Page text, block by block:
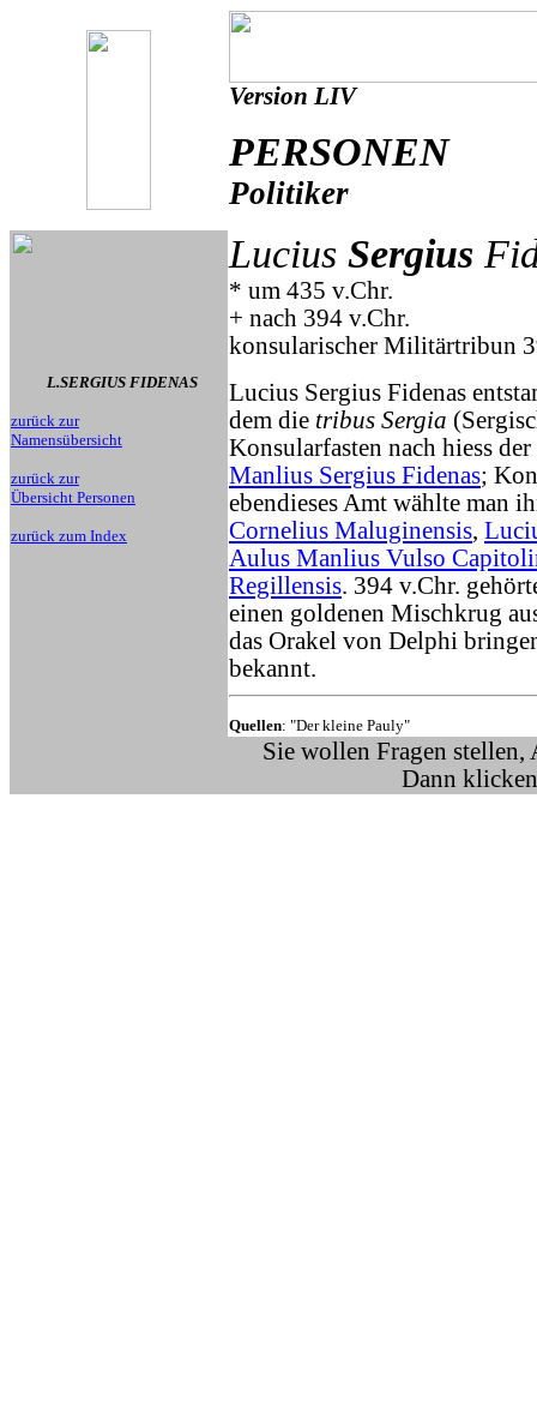
Version LIV
PERSONEN
Politiker
L.SERGIUS FIDENAS
zurück zur
Namensübersicht
zurück zur
Übersicht Personen
zurück zum Index
Lucius Sergius
* um 435 v.Chr.
+ nach 394 v.Chr.
konsularischer Militärtribun
Lucius Sergius Fidenas
dem die tribus Sergia
Konsularfasten nach hiess
Manlius Sergius Fidenas;
ebendieses Amt wählte man
Cornelius Maluginensis,
Aulus Manlius Vulso
Regillensis. 394 v.Chr.
einen goldenen Mischkrug
das Orakel von Delphi
bekannt.
Quellen: "Der kleine Pauly"
Sie wollen Fragen stellen,
Dann